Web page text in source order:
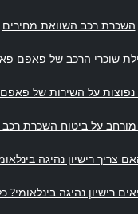
השכרת רכב השוואת מחירים
שוכרי הרכב של פאפם
על השירות של
על ביטוח השכרת רכב
צריך רישיון נהיגה
רישיון נהיגה בינלאומי?